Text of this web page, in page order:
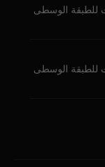
للطبقة الوسطى
للطبقة الوسطى